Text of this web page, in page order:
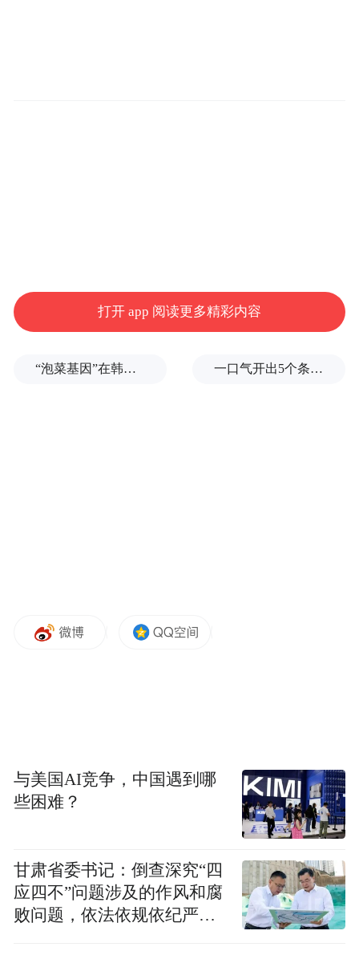
打开 app 阅读更多精彩内容
“泡菜基因”在韩国出现突变 一口气开出5个条件，伊朗抬高“复航门槛”，美伊海峡博弈还要耗多久？
与美国AI竞争，中国遇到哪
些困难？
甘肃省委书记：倒查深究“四
应四不”问题涉及的作风和腐
败问题，依法依规依纪严肃